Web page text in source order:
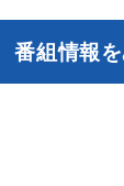
番組情報